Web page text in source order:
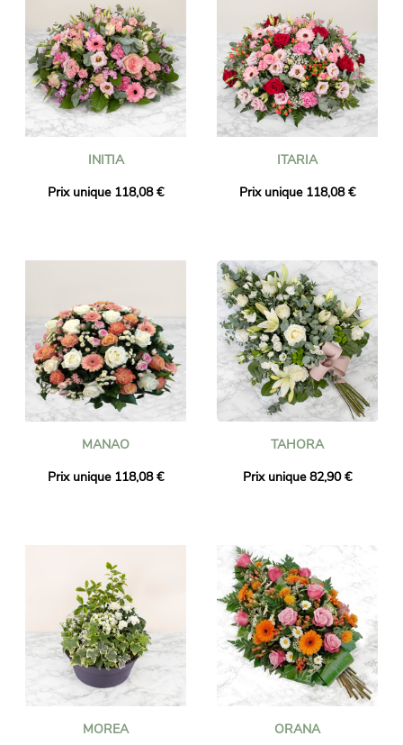
INITIA
Prix unique 118,08 €
ITARIA
Prix unique 118,08 €
MANAO
Prix unique 118,08 €
TAHORA
Prix unique 82,90 €
MOREA
ORANA